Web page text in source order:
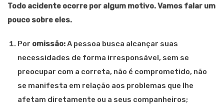
Todo acidente ocorre por algum motivo. Vamos falar um
pouco sobre eles.
Por omissão:A pessoa busca alcançar suas
necessidades de forma irresponsável, sem se
preocupar com a correta, não é comprometido, não
se manifesta em relação aos problemas que lhe
afetam diretamente ou a seus companheiros;